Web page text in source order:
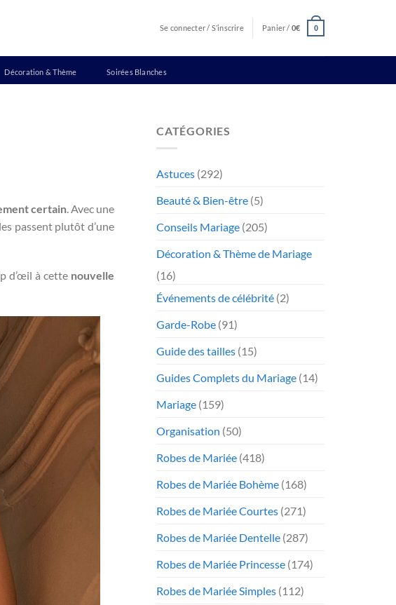
Se connecter / S’inscrire Panier / 0€ 0
Décoration & Thème Soirées Blanches
certain . Avec une
passent plutôt d’une
d’œil à cette nouvelle
CATÉGORIES
Astuces (292)
Beauté & Bien-être (5)
Conseils Mariage (205)
Décoration & Thème de Mariage
(16)
Événements de célébrité (2)
Garde-Robe (91)
Guide des tailles (15)
Guides Complets du Mariage (14)
Mariage (159)
Organisation (50)
Robes de Mariée (418)
Robes de Mariée Bohème (168)
Robes de Mariée Courtes (271)
Robes de Mariée Dentelle (287)
Robes de Mariée Princesse (174)
Robes de Mariée Simples (112)